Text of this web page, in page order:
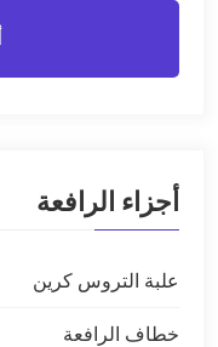
أجزاء الرافعة
علبة التروس كرين
خطاف الرافعة